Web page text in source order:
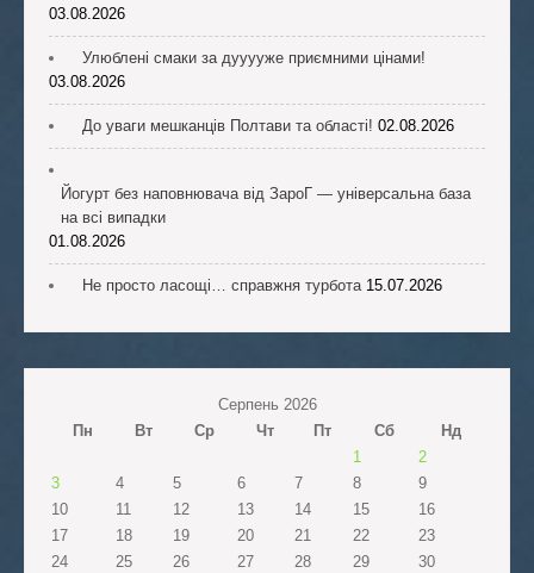
03.08.2026
Улюблені смаки за дууууже приємними цінами!
03.08.2026
До уваги мешканців Полтави та області! 02.08.2026
Йогурт без наповнювача від ЗароГ — універсальна база
на всі випадки
01.08.2026
Не просто ласощі… справжня турбота 15.07.2026
Серпень 2026
Пн
Вт Ср Чт Пт Сб
Нд
1
2
3
4 5 6 7 8
9
10
11 12 13 14 15
16
17
18 19 20 21 22
23
24
25 26 27 28 29
30